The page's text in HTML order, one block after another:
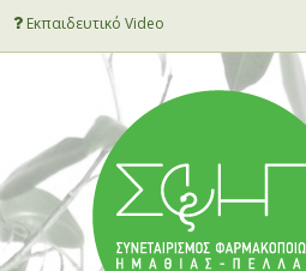
Εκπαιδευτικό Video